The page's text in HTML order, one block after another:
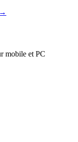
mobile et PC